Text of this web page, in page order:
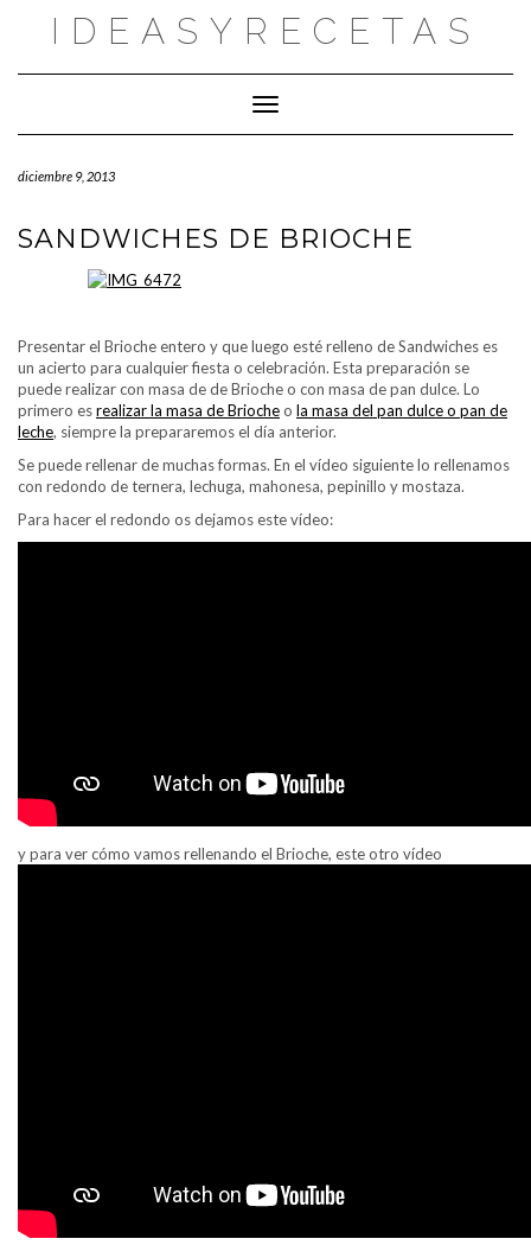
IDEASYRECETAS
Cambiar modo de navegación
diciembre 9, 2013
SANDWICHES DE BRIOCHE
Presentar el Brioche entero y que luego esté relleno de Sandwiches es
un acierto para cualquier fiesta o celebración. Esta preparación se
puede realizar con masa de de Brioche o con masa de pan dulce. Lo
primero esrealizar la masa de Briocheo la masa del pan dulce o pan de
leche, siempre la prepararemos el día anterior.
Se puede rellenar de muchas formas. En el vídeo siguiente lo rellenamos
con redondo de ternera, lechuga, mahonesa, pepinillo y mostaza.
Para hacer el redondo os dejamos este vídeo:
y para ver cómo vamos rellenando el Brioche, este otro vídeo